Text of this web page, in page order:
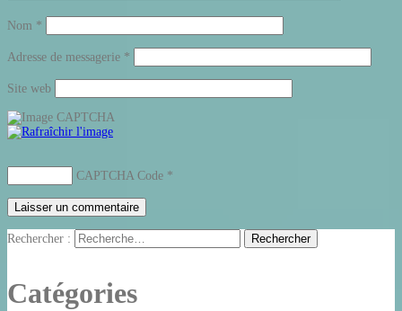
Nom *
Adresse de messagerie *
Site web
CAPTCHA Code *
Rechercher :
Catégories